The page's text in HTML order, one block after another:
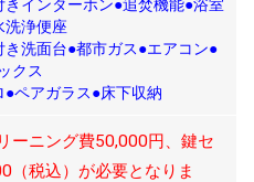
きインターホン●追焚機能●浴室
洗浄便座
き洗面台●都市ガス●エアコン●
クス
●ペアガラス●床下収納
ーニング費50,000円、鍵セ
（税込）が必要となりま